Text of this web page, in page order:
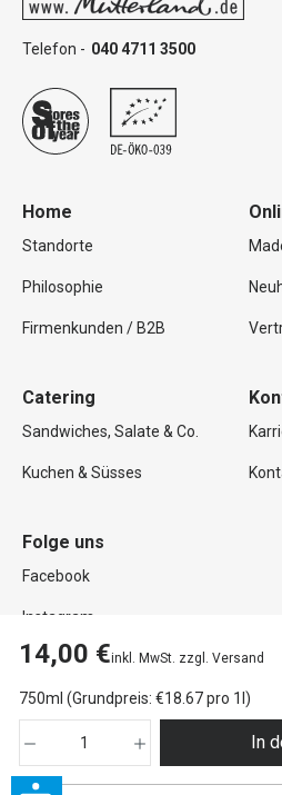
14,00 €inkl. MwSt. zzgl. Versand
750ml (Grundpreis: €18.67 pro 1l)
In
Telefon - 040 4711 3500
Home
Standorte
Philosophie
Firmenkunden / B2B
Catering
Sandwiches, Salate & Co.
Kuchen & Süsses
Folge uns
Facebook
Instagram
Copyright © 2026 Mutterland
Impressum Datenschutz AGB